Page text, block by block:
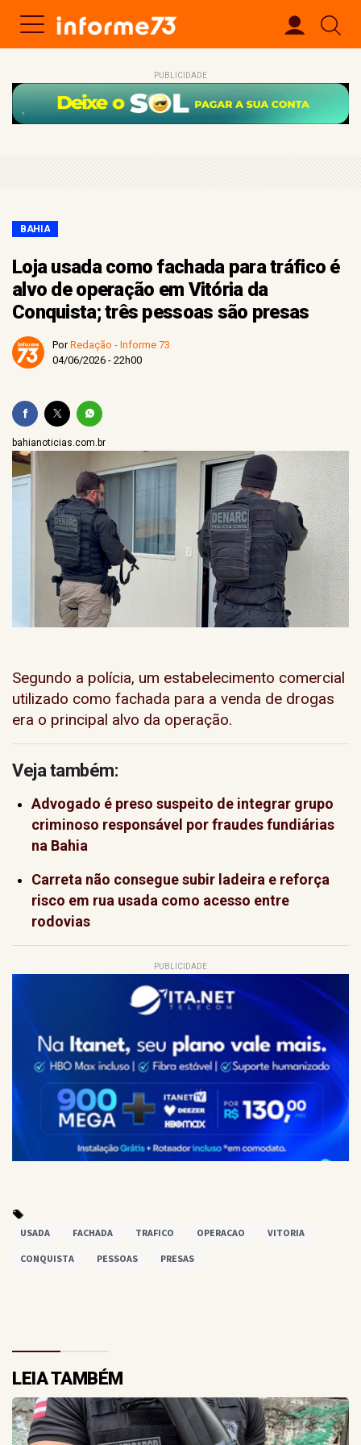
PUBLICIDADE
BAHIA
Loja usada como fachada para tráfico é
alvo de operação em Vitória da
Conquista; três pessoas são presas
PorRedação - Informe 73
04/06/2026 - 22h00
bahianoticias.com.br
Segundo a polícia, um estabelecimento comercial
utilizado como fachada para a venda de drogas
era o principal alvo da operação.
Veja também:
Advogado é preso suspeito de integrar grupo
criminoso responsável por fraudes fundiárias
na Bahia
Carreta não consegue subir ladeira e reforça
risco em rua usada como acesso entre
rodovias
PUBLICIDADE
USADA FACHADA TRAFICO OPERACAO VITORIA
CONQUISTA PESSOAS PRESAS
LEIA TAMBÉM